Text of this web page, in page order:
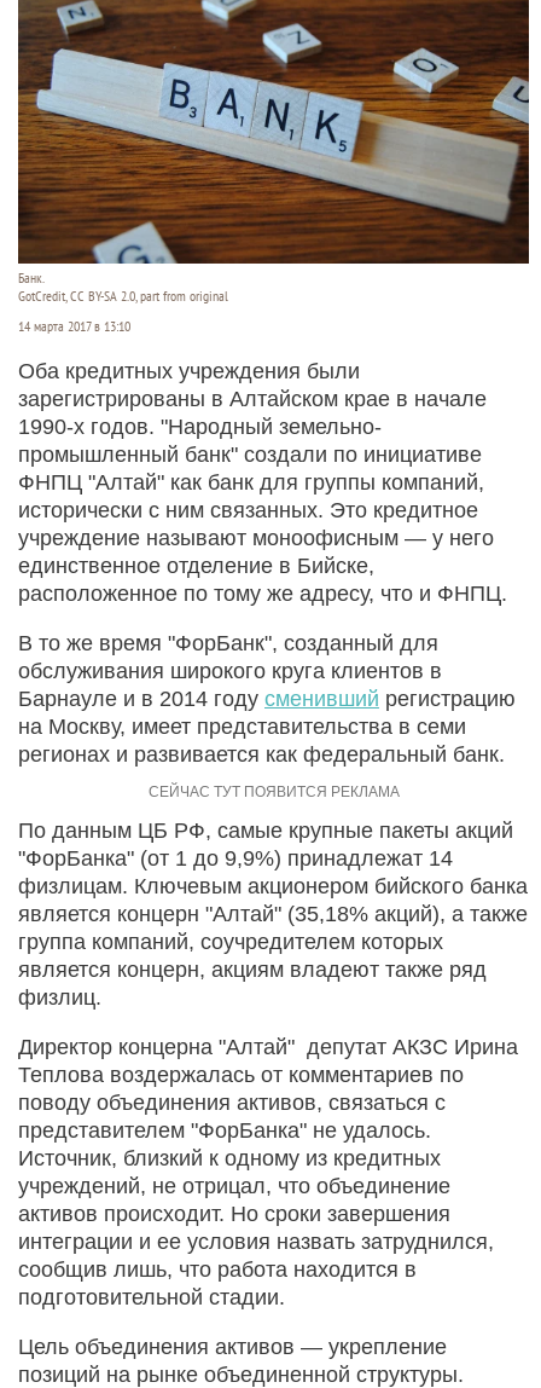
Банк.
GotCredit, CC BY-SA 2.0, part from original
14 марта 2017 в 13:10
Оба кредитных учреждения были
зарегистрированы в Алтайском крае в начале
1990-х годов. "Народный земельно-
промышленный банк" создали по инициативе
ФНПЦ "Алтай" как банк для группы компаний,
исторически с ним связанных. Это кредитное
учреждение называют моноофисным — у него
единственное отделение в Бийске,
расположенное по тому же адресу, что и ФНПЦ.
В то же время "ФорБанк", созданный для
обслуживания широкого круга клиентов в
Барнауле и в 2014 году сменивший регистрацию
на Москву, имеет представительства в семи
регионах и развивается как федеральный банк.
По данным ЦБ РФ, самые крупные пакеты акций
"ФорБанка" (от 1 до 9,9%) принадлежат 14
физлицам. Ключевым акционером бийского банка
является концерн "Алтай" (35,18% акций), а также
группа компаний, соучредителем которых
является концерн, акциям владеют также ряд
физлиц.
Директор концерна "Алтай" депутат АКЗС Ирина
Теплова воздержалась от комментариев по
поводу объединения активов, связаться с
представителем "ФорБанка" не удалось.
Источник, близкий к одному из кредитных
учреждений, не отрицал, что объединение
активов происходит. Но сроки завершения
интеграции и ее условия назвать затруднился,
сообщив лишь, что работа находится в
подготовительной стадии.
Цель объединения активов — укрепление
позиций на рынке объединенной структуры.